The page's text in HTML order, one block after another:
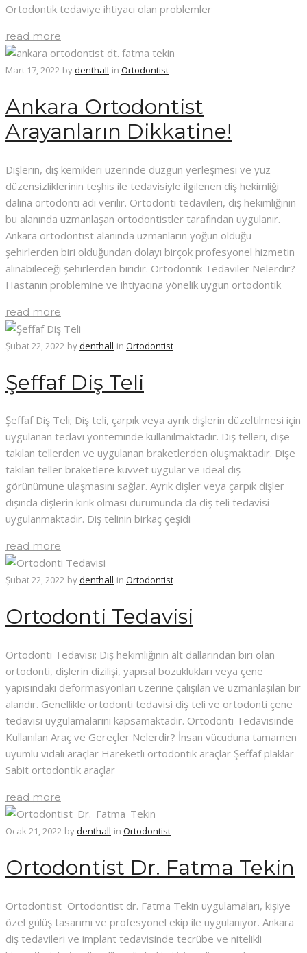
Ortodontik tedaviye ihtiyacı olan problemler
read more
Mart 17, 2022 bydenthall in Ortodontist
Ankara Ortodontist
Arayanların Dikkatine!
Dişlerin, diş kemikleri üzerinde düzgün yerleşmesi ve yüz
düzensizliklerinin teşhis ile tedavisiyle ilgilenen diş hekimliği
dalına ortodonti adı verilir. Ortodonti tedavileri, diş hekimliğinin
bu alanında uzmanlaşan ortodontistler tarafından uygulanır.
Ankara ortodontist alanında uzmanların yoğun olduğu
şehirlerden biri olduğundan dolayı birçok profesyonel hizmetin
alınabileceği şehirlerden biridir. Ortodontik Tedaviler Nelerdir?
Hastanın problemine ve ihtiyacına yönelik uygun ortodontik
read more
Şubat 22, 2022 bydenthall in Ortodontist
Şeffaf Diş Teli
Şeffaf Diş Teli; Diş teli, çarpık veya ayrık dişlerin düzeltilmesi için
uygulanan tedavi yönteminde kullanılmaktadır. Diş telleri, dişe
takılan tellerden ve uygulanan braketlerden oluşmaktadır. Dişe
takılan teller braketlere kuvvet uygular ve ideal diş
görünümüne ulaşmasını sağlar. Ayrık dişler veya çarpık dişler
dışında dişlerin kırık olması durumunda da diş teli tedavisi
uygulanmaktadır. Diş telinin birkaç çeşidi
read more
Şubat 22, 2022 bydenthall in Ortodontist
Ortodonti Tedavisi
Ortodonti Tedavisi; Diş hekimliğinin alt dallarından biri olan
ortodonti, dişlerin dizilişi, yapısal bozuklukları veya çene
yapısındaki deformasyonları üzerine çalışılan ve uzmanlaşılan bir
alandır. Genellikle ortodonti tedavisi diş teli ve ortodonti çene
tedavisi uygulamalarını kapsamaktadır. Ortodonti Tedavisinde
Kullanılan Araç ve Gereçler Nelerdir? İnsan vücuduna tamamen
uyumlu vidalı araçlar Hareketli ortodontik araçlar Şeffaf plaklar
Sabit ortodontik araçlar
read more
Ocak 21, 2022 bydenthall in Ortodontist
Ortodontist Dr. Fatma Tekin
Ortodontist Ortodontist dr. Fatma Tekin uygulamaları, kişiye
özel gülüş tasarımı ve profesyonel ekip ile uygulanıyor. Ankara
diş tedavileri ve implant tedavisinde tecrübe ve nitelikli